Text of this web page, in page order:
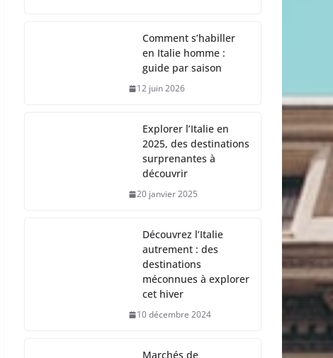
Comment s’habiller
en Italie homme :
guide par saison
12 juin 2026
Explorer l’Italie en
2025, des destinations
surprenantes à
découvrir
20 janvier 2025
Découvrez l’Italie
autrement : des
destinations
méconnues à explorer
cet hiver
10 décembre 2024
Marchés de